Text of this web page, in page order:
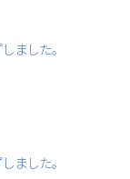
ました。
ました。